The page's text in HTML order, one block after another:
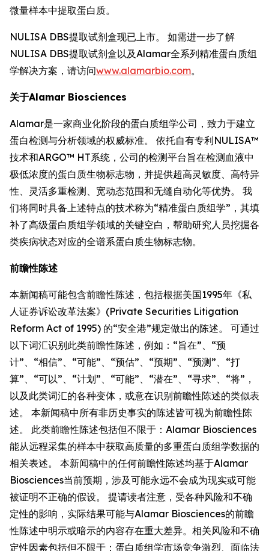
微量样本中提取蛋白质。
NULISA DBS提取试剂盒现已上市。 如需进一步了解
NULISA DBS提取试剂盒以及Alamar全系列精准蛋白质组
学解决方案，请访问www.alamarbio.com。
关于Alamar Biosciences
Alamar是一家商业化阶段的蛋白质组学公司，致力于建立
蛋白检测与分析领域的权威标准。 依托自有专利NULISA™
技术和ARGO™ HT系统，公司的检测平台旨在检测血液中
极低浓度的蛋白质生物标志物，并提供超高灵敏度、高特异
性、灵活多重检测、宽动态范围和无缝自动化等优势。 我
们将同时具备上述特点的技术称为“精准蛋白质组学”，其填
补了高级蛋白质组学领域的关键空白，帮助研究人员挖掘各
类疾病状态对应的全谱系蛋白质生物标志物。
前瞻性陈述
本新闻稿可能包含前瞻性陈述，包括根据美国1995年《私
人证券诉讼改革法案》(Private Securities Litigation
Reform Act of 1995) 的“安全港”规定做出的陈述。 可通过
以下词汇识别此类前瞻性陈述，例如：“旨在”、“预
计”、“相信”、“可能”、“预估”、“预期”、“预测”、“打
算”、“可以”、“计划”、“可能”、“潜在”、“寻求”、“将”，
以及此类词汇的各种变体，或意在识别前瞻性陈述的类似表
述。 本新闻稿中所有非历史事实的陈述皆可视为前瞻性陈
述。 此类前瞻性陈述包括但不限于：Alamar Biosciences
能从远程采集的样本中获取高质量的多重蛋白质组学数据的
相关表述。 本新闻稿中的任何前瞻性陈述均基于Alamar
Biosciences当前预期，涉及可能永远不会成为现实或可能
被证明不正确的假设。 提请读者注意，受各种风险和不确
定性的影响，实际结果可能与Alamar Biosciences的前瞻
性陈述中明示或暗示的内容存在重大差异。相关风险和不确
定性因素包括但不限于：蛋白质组学市场竞争激烈、面临法